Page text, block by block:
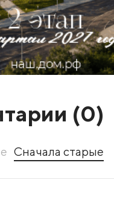
(0)
Сначала старые